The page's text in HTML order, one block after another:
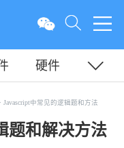
硬件
Javascript中常见的逻辑题和方法
题和解决方法